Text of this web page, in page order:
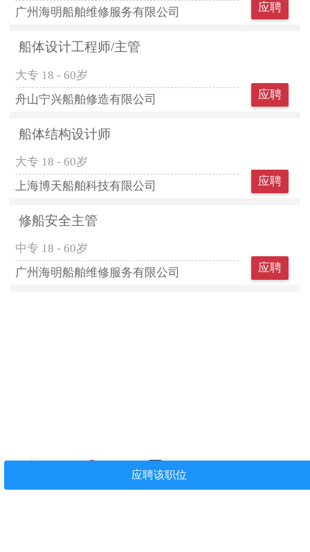
广州海明船舶维修服务有限公司
应聘
船体设计工程师/主管
大专 18 - 60岁
舟山宁兴船舶修造有限公司
应聘
船体结构设计师
大专 18 - 60岁
上海博天船舶科技有限公司
应聘
修船安全主管
中专 18 - 60岁
广州海明船舶维修服务有限公司
应聘
简历中心